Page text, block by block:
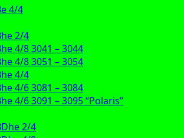
4/4
2/4
4/8 3041 – 3044
4/8 3051 – 3054
4/4
4/6 3081 – 3084
4/6 3091 – 3095 “Polaris”
2/4